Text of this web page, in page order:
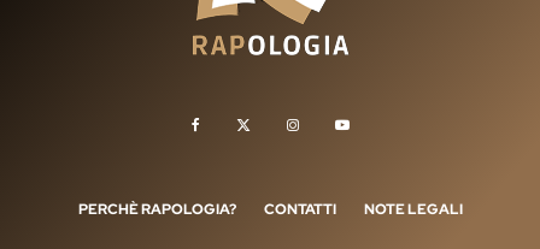
PERCHÈ RAPOLOGIA? CONTATTI NOTE LEGALI